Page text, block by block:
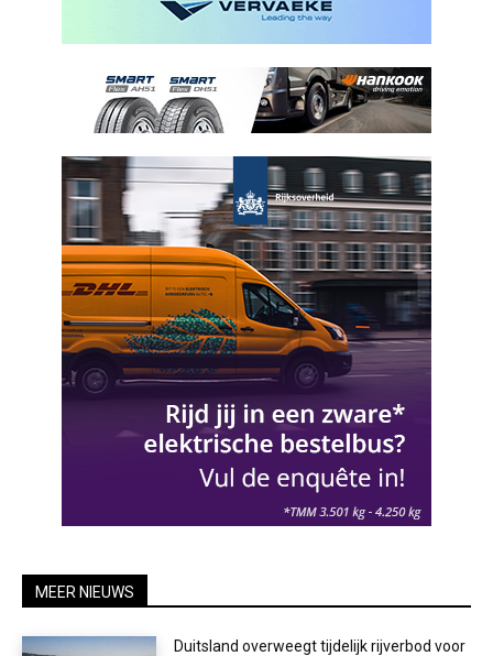
MEER NIEUWS
Duitsland overweegt tijdelijk rijverbod voor